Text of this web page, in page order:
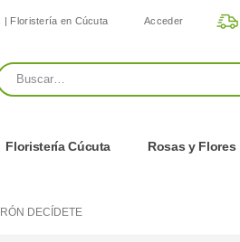
| Floristería en Cúcuta Acceder
Floristería Cúcuta Rosas y Flores
DECÍDETE